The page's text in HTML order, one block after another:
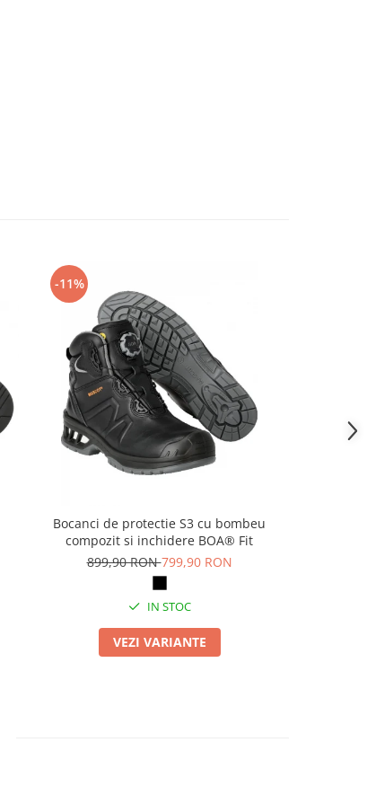
-11%
Bocanci de protectie S3 cu bombeu
compozit si inchidere BOA® Fit
899,90 RON799,90 RON
IN STOC
VEZI VARIANTE